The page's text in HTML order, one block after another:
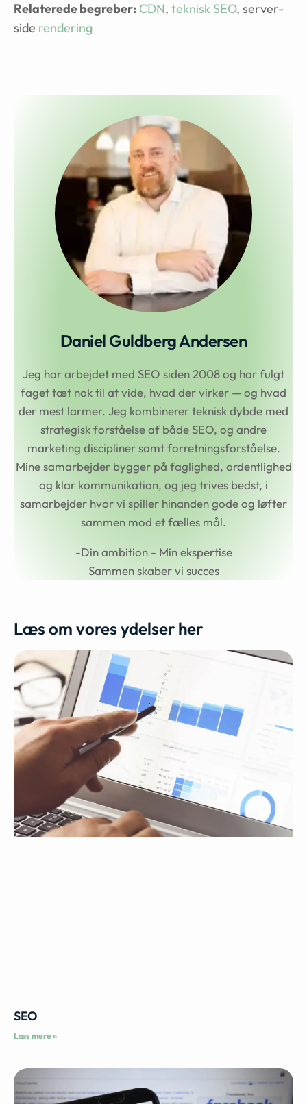
Relaterede begreber: CDN, teknisk SEO, server-
side rendering
Daniel Guldberg Andersen
Jeg har arbejdet med SEO siden 2008 og har fulgt
faget tæt nok til at vide, hvad der virker — og hvad
der mest larmer. Jeg kombinerer teknisk dybde med
strategisk forståelse af både SEO, og andre
marketing discipliner samt forretningsforståelse.
Mine samarbejder bygger på faglighed, ordentlighed
og klar kommunikation, og jeg trives bedst, i
samarbejder hvor vi spiller hinanden gode og løfter
sammen mod et fælles mål.
-Din ambition - Min ekspertise
Sammen skaber vi succes
Læs om vores ydelser her
SEO
Læs mere »